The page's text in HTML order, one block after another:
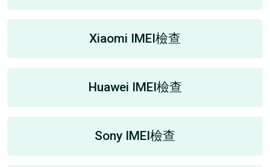
Xiaomi IMEI檢查
Huawei IMEI檢查
Sony IMEI檢查